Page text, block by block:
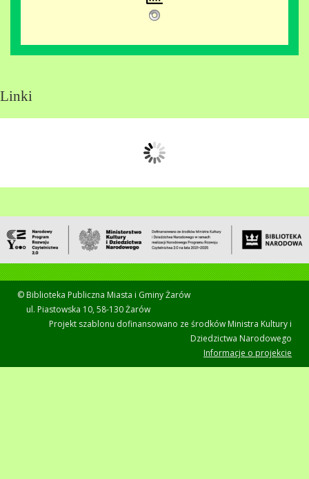
Linki
© Biblioteka Publiczna Miasta i Gminy Żarów
ul. Piastowska 10, 58-130 Żarów
Projekt szablonu dofinansowano ze środków Ministra Kultury i
Dziedzictwa Narodowego
Informacje o projekcie